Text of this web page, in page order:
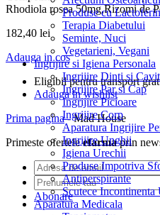
Produse cu
Terapia Diabetului
Seminte, Nuci
Vegetarieni, Vegani
Ingrijire si Igiena Personala
Ingrijire Dinti si
Ingrijire Par si Cap
Ingrijire Picioare
Ingrijire Corp
Aparatura Ingrijire
Ingrijire Unghii
Igiena Urechii
Produse Impotriva
Antiperspirante
Scutece Incontinenta
Aparatura Medicala
Rhodiola rosea 50mg,Rizomi de
182,40 lei
Adauga in cos
Eligibil pentru transport
Adauga in wishlist
Prima pagina- Mad House
Primeste oferteleefarmaprin
Abonare